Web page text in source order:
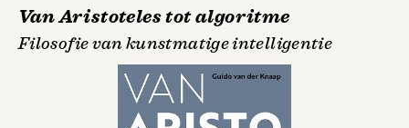
Van Aristoteles tot algoritme
Filosofie van kunstmatige intelligentie